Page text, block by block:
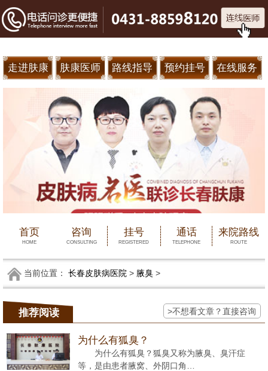
走进肤康 肤康医师 路线指导 预约挂号 在线服务
首页
HOME
咨询
CONSULTING
挂号
REGISTERED
通话
TELEPHONE
来院路线
ROUTE
当前位置： 长春皮肤病医院> 腋臭>
推荐阅读 >不想看文章？直接咨询
为什么有狐臭？
为什么有狐臭？狐臭又称为腋臭、臭汗症
等，是由患者腋窝、外阴口角…